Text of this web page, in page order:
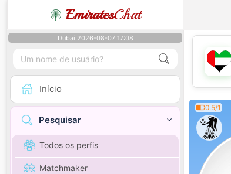
EmiratesChat
Dubai 2026-08-07 17:08
Início
Pesquisar
Todos os perfis
Matchmaker
0.5/1